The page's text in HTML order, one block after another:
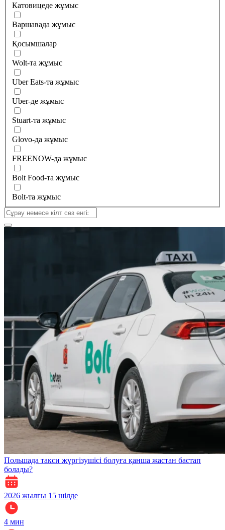
Катовицеде жұмыс
Варшавада жұмыс
Қосымшалар
Wolt-та жұмыс
Uber Eats-та жұмыс
Uber-де жұмыс
Stuart-та жұмыс
Glovo-да жұмыс
FREENOW-да жұмыс
Bolt Food-та жұмыс
Bolt-та жұмыс
Польшада такси жүргізушісі болуға қанша жастан бастап
болады?
2026 жылғы 15 шілде
4 мин